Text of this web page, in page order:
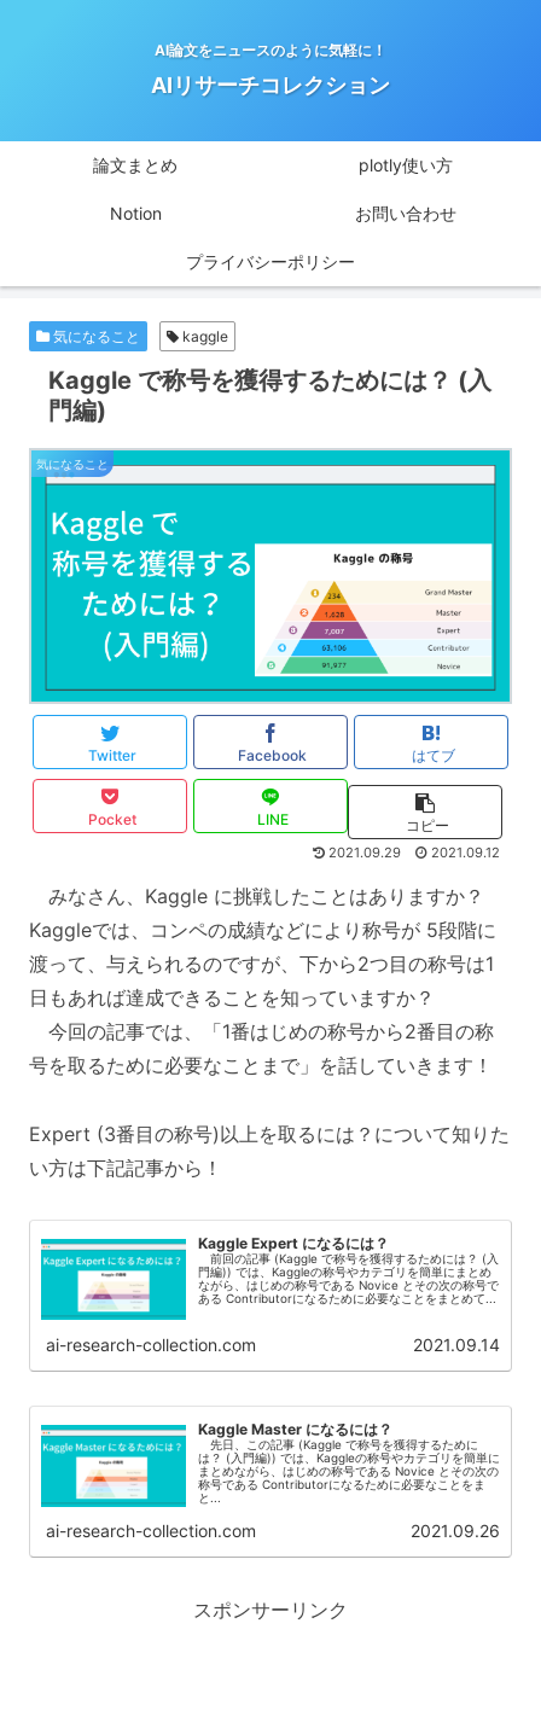
AI論文をニュースのように気軽に！
AIリサーチコレクション
論文まとめ plotly使い方
Notion お問い合わせ
プライバシーポリシー
気になること kaggle
Kaggle で称号を獲得するためには？ (入
門編)
気になること
Twitter Facebook はてブ
Pocket LINE コピー
2021.09.29 2021.09.12
みなさん、Kaggle に挑戦したことはありますか？
Kaggleでは、コンペの成績などにより称号が 5段階に
渡って、与えられるのですが、下から2つ目の称号は1
日もあれば達成できることを知っていますか？
今回の記事では、「1番はじめの称号から2番目の称
号を取るために必要なことまで」を話していきます！
Expert (3番目の称号)以上を取るには？について知りた
い方は下記記事から！
Kaggle Expert になるには？
前回の記事 (Kaggle で称号を獲得するためには？ (入
門編)) では、Kaggleの称号やカテゴリを簡単にまとめ
ながら、はじめの称号である Novice とその次の称号で
ある Contributorになるために必要なことをまとめて...
ai-research-collection.com 2021.09.14
Kaggle Master になるには？
先日、この記事 (Kaggle で称号を獲得するために
は？ (入門編)) では、Kaggleの称号やカテゴリを簡単に
まとめながら、はじめの称号である Novice とその次の
称号である Contributorになるために必要なことをま
と...
ai-research-collection.com 2021.09.26
スポンサーリンク